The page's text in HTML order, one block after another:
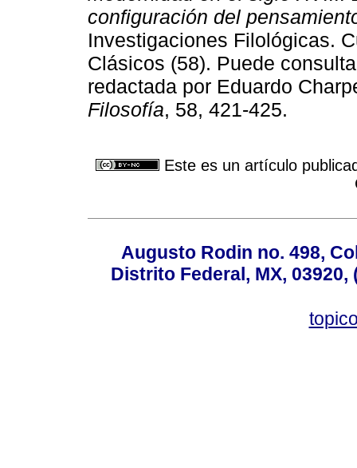
configuración del
Investigaciones Filológicas.
Clásicos (58). Puede
redactada por Eduardo
Filosofía, 58, 421-425.
Este es un artículo
Augusto Rodin no. 498,
Distrito Federal, MX, 03920,